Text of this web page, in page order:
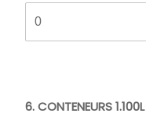
6. CONTENEURS 1.100L